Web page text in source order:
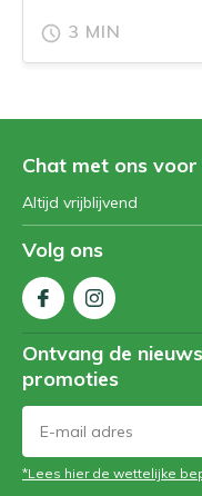
3 MIN
Chat met ons
Altijd vrijblijvend
Volg ons
Ontvang de
promoties
*Lees hier de wettelijke